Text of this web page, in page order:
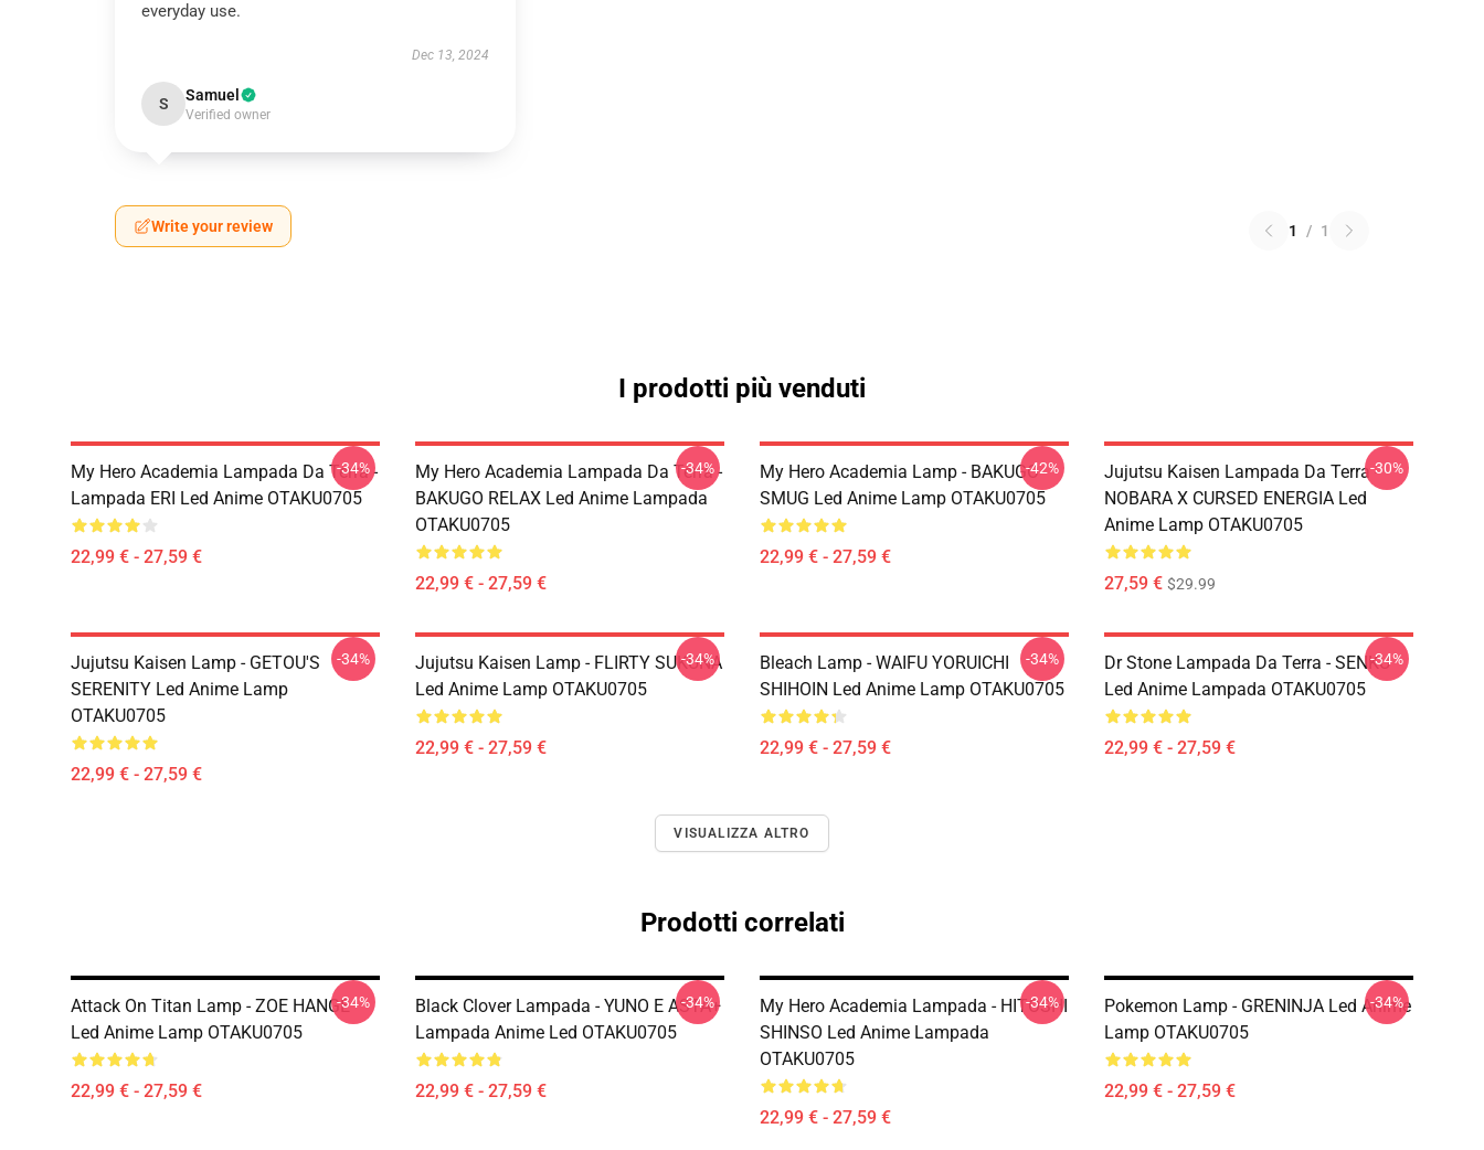
everyday use.
Dec 13, 2024
S Samuel
Verified owner
Write your review 1 / 1
I prodotti più venduti
My Hero Academia Lampada Da Terra -
Lampada ERI Led Anime OTAKU0705
22,99 € - 27,59 €
-34%
My Hero Academia Lampada Da Terra -
BAKUGO RELAX Led Anime Lampada
OTAKU0705
22,99 € - 27,59 €
-34%
My Hero Academia Lamp - BAKUGO
SMUG Led Anime Lamp OTAKU0705
22,99 € - 27,59 €
-42%
Jujutsu Kaisen Lampada Da Terra -
NOBARA X CURSED ENERGIA Led
Anime Lamp OTAKU0705
27,59 € $29.99
-30%
Jujutsu Kaisen Lamp - GETOU'S
SERENITY Led Anime Lamp
OTAKU0705
22,99 € - 27,59 €
-34%
Jujutsu Kaisen Lamp - FLIRTY SUKUNA
Led Anime Lamp OTAKU0705
22,99 € - 27,59 €
-34%
Bleach Lamp - WAIFU YORUICHI
SHIHOIN Led Anime Lamp OTAKU0705
22,99 € - 27,59 €
-34%
Dr Stone Lampada Da Terra - SENKU
Led Anime Lampada OTAKU0705
22,99 € - 27,59 €
-34%
VISUALIZZA ALTRO
Prodotti correlati
Attack On Titan Lamp - ZOE HANGE
Led Anime Lamp OTAKU0705
22,99 € - 27,59 €
-34%
Black Clover Lampada - YUNO E ASTA+
Lampada Anime Led OTAKU0705
22,99 € - 27,59 €
-34%
My Hero Academia Lampada - HITOSHI
SHINSO Led Anime Lampada
OTAKU0705
22,99 € - 27,59 €
-34%
Pokemon Lamp - GRENINJA Led Anime
Lamp OTAKU0705
22,99 € - 27,59 €
-34%